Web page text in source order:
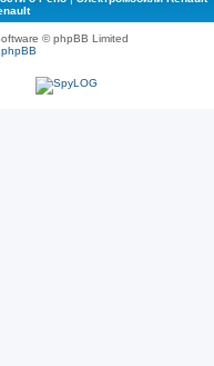
© phpBB Limited